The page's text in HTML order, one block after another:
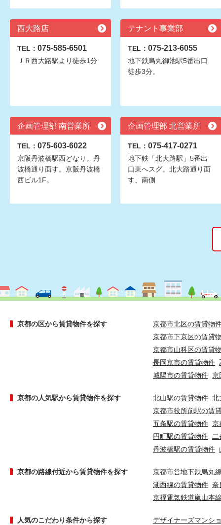
西大路店
TEL： 075-585-6501
ＪＲ西大路駅より徒歩1分
テナント事業部
TEL： 075-213-6055
地下鉄烏丸御池駅5番出口
徒歩3分。
企画管理部 南営業所
TEL： 075-603-6022
京阪丹波橋駅西どなり。丹
波橋通り面す。京阪丹波橋
西ビル1F。
企画管理部 北営業所
TEL： 075-417-0271
地下鉄「北大路駅」5番出
口東へスグ。北大路通り面
す、南側
京都の区から賃貸物件を探す
京都市北区の賃貸物
京都市下京区の賃貸
京都市山科区の賃貸
長岡京市の賃貸物件
城陽市の賃貸物件 京
京都の人気駅から賃貸物件を探す 北山駅の賃貸物件 北
京都市役所前駅の賃
五条駅の賃貸物件 京
円町駅の賃貸物件
丹波橋駅の賃貸物件
京都の路線付近から賃貸物件を探す
京都市営地下鉄烏丸
湖西線の賃貸物件 奈
京福電気鉄道嵐山本
人気のこだわり条件から探す
デザイナーズマンシ